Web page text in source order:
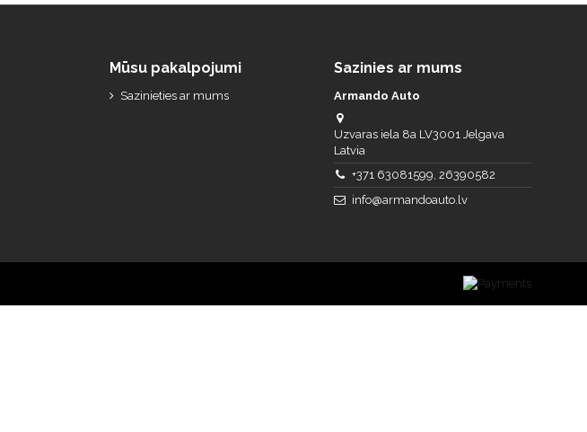
Mūsu pakalpojumi
Sazinieties ar mums
Sazinies ar mums
Armando Auto
Uzvaras iela 8a LV3001 Jelgava
Latvia
+371 63081599, 26390582
info@armandoauto.lv